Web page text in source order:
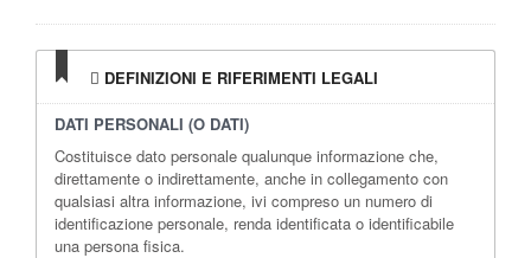
DEFINIZIONI E RIFERIMENTI LEGALI
DATI PERSONALI (O DATI)
Costituisce dato personale qualunque informazione che,
direttamente o indirettamente, anche in collegamento con
qualsiasi altra informazione, ivi compreso un numero di
identificazione personale, renda identificata o identificabile
una persona fisica.